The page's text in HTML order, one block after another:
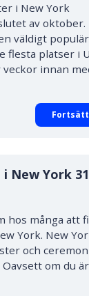
i New York
av oktober.
väldigt
flesta platser i
innan
New York
hos många att
York. New
och
Oavsett om du